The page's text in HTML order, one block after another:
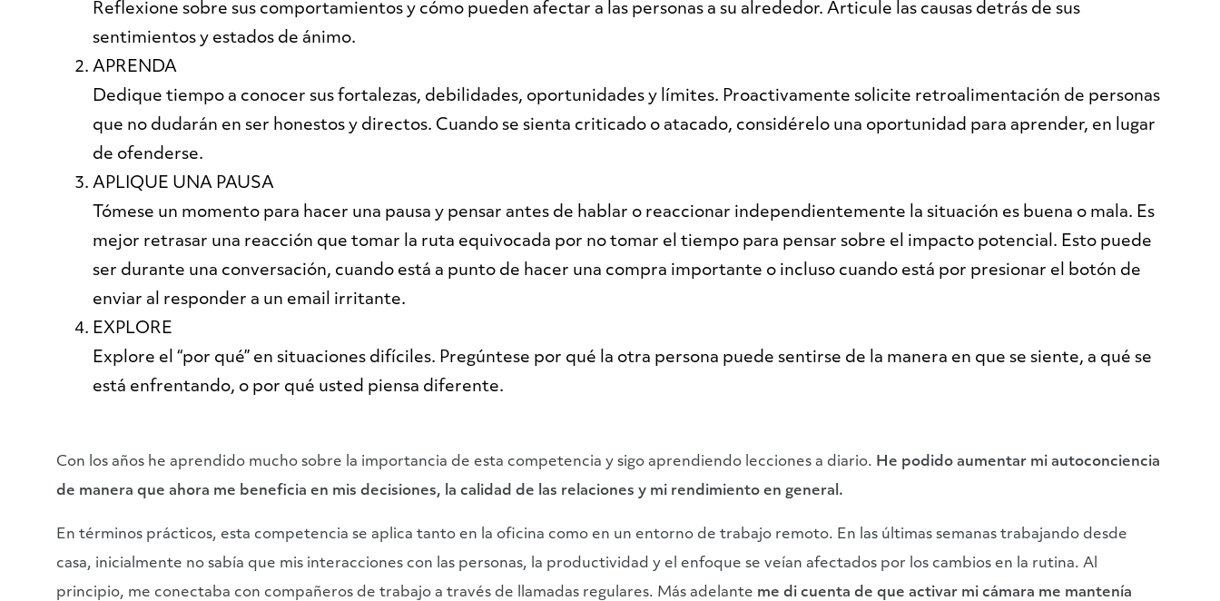
Reflexione sobre sus comportamientos y cómo pueden afectar a las personas a su alrededor. Articule las causas detrás de sus
sentimientos y estados de ánimo.
APRENDA
Dedique tiempo a conocer sus fortalezas, debilidades, oportunidades y límites. Proactivamente solicite retroalimentación de personas
que no dudarán en ser honestos y directos. Cuando se sienta criticado o atacado, considérelo una oportunidad para aprender, en lugar
de ofenderse.
APLIQUE UNA PAUSA
Tómese un momento para hacer una pausa y pensar antes de hablar o reaccionar independientemente la situación es buena o mala. Es
mejor retrasar una reacción que tomar la ruta equivocada por no tomar el tiempo para pensar sobre el impacto potencial. Esto puede
ser durante una conversación, cuando está a punto de hacer una compra importante o incluso cuando está por presionar el botón de
enviar al responder a un email irritante.
EXPLORE
Explore el “por qué” en situaciones difíciles. Pregúntese por qué la otra persona puede sentirse de la manera en que se siente, a qué se
está enfrentando, o por qué usted piensa diferente.
Con los años he aprendido mucho sobre la importancia de esta competencia y sigo aprendiendo lecciones a diario. He podido aumentar mi autoconciencia
de manera que ahora me beneficia en mis decisiones, la calidad de las relaciones y mi rendimiento en general.
En términos prácticos, esta competencia se aplica tanto en la oficina como en un entorno de trabajo remoto. En las últimas semanas trabajando desde
casa, inicialmente no sabía que mis interacciones con las personas, la productividad y el enfoque se veían afectados por los cambios en la rutina. Al
principio, me conectaba con compañeros de trabajo a través de llamadas regulares. Más adelante me di cuenta de que activar mi cámara me mantenía